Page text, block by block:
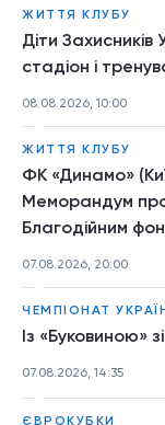
ЖИТТЯ КЛУБУ
Діти Захисників
стадіон і
08.08.2026, 10:00
ЖИТТЯ КЛУБУ
ФК «Динамо»
Меморандум
Благодійним
07.08.2026, 20:00
ЧЕМПІОНАТ
Із «Буковиною»
07.08.2026, 14:35
ЄВРОКУБКИ